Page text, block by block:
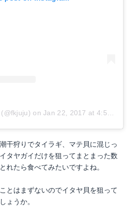
onJan 22, 2017 at 4:58pm PST
干狩りでタイラギ、マテ貝に混じっ
タヤガイだけを狙ってまとまった数
れたら食べてみたいですよね。
とはまずないのでイタヤ貝を狙って
ょうか。